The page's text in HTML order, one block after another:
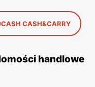
CASH&CARRY
handlowe